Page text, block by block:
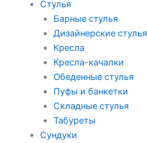
Стулья
Барные стулья
Дизайнерские стулья
Кресла
Кресла-качалки
Обеденные стулья
Пуфы и банкетки
Складные стулья
Табуреты
Сундуки